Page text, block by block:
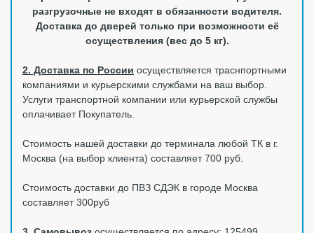
разгрузочные не входят в обязанности водителя.
Доставка до дверей только при возможности её
осуществления (вес до 5 кг).
2. Доставка по России осуществляется траснпортными
компаниями и курьерскими службами на ваш выбор.
Услуги транспортной компании или курьерской службы
оплачивает Покупатель.
Стоимость нашей доставки до терминала любой ТК в г.
Москва (на выбор клиента) составляет 700 руб.
Стоимость доставки до ПВЗ СДЭК в городе Москва
составляет 300руб